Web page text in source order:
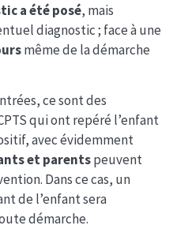
a été posé, mais
diagnostic ; face à une
même de la démarche
ce sont des
qui ont repéré l’enfant
avec évidemment
et parentspeuvent
Dans ce cas, un
de l’enfant sera
démarche.